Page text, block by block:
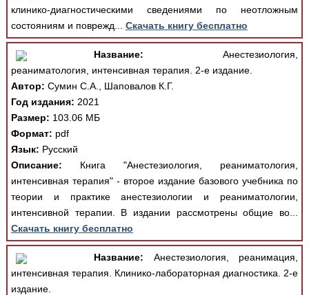
клинико-диагностическими сведениями по неотложным
состояниям и поврежд... Скачать книгу бесплатно
Название: Анестезиология,
реаниматология, интенсивная терапия. 2-е издание.
Автор: Сумин С.А., Шаповалов К.Г.
Год издания: 2021
Размер: 103.06 МБ
Формат: pdf
Язык: Русский
Описание: Книга "Анестезиология, реаниматология,
интенсивная терапия" - второе издание базового учебника по
теории и практике анестезиологии и реаниматологии,
интенсивной терапии. В издании рассмотрены общие во...
Скачать книгу бесплатно
Название: Анестезиология, реанимация,
интенсивная терапия. Клинико-лабораторная диагностика. 2-е
издание.